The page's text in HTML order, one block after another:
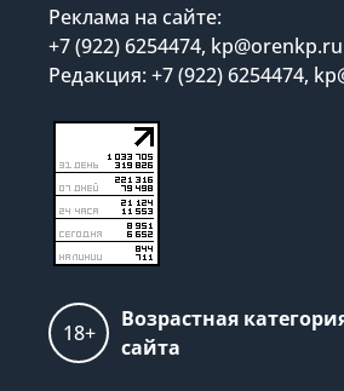
Реклама на сайте:
+7 (922) 6254474, kp@orenkp.ru
Редакция: +7 (922) 6254474,
18+
Возрастная
сайта